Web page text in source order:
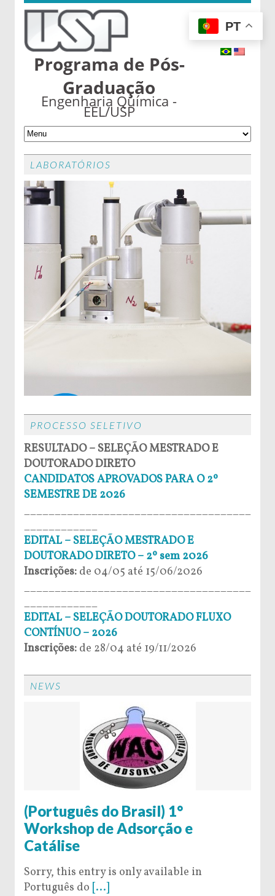
Programa de Pós-
Graduação
Engenharia Química -
EEL/USP
LABORATÓRIOS
PROCESSO SELETIVO
RESULTADO – SELEÇÃO MESTRADO E
DOUTORADO DIRETO
CANDIDATOS APROVADOS PARA O 2º
SEMESTRE DE 2026
_____________________________________
____________
EDITAL – SELEÇÃO MESTRADO E
DOUTORADO DIRETO – 2º sem 2026
Inscrições: de 04/05 até 15/06/2026
_____________________________________
____________
EDITAL – SELEÇÃO DOUTORADO FLUXO
CONTÍNUO – 2026
Inscrições: de 28/04 até 19/11/2026
NEWS
(Português do Brasil) 1°
Workshop de Adsorção e
Catálise
Sorry, this entry is only available in
Português do [...]
PT